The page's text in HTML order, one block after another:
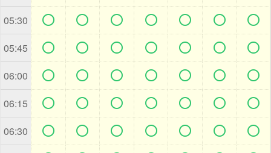
05:30       
05:45       
06:00       
06:15       
06:30       